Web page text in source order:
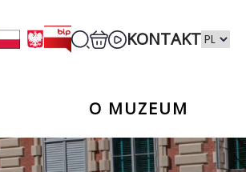
KONTAKT
O MUZEUM